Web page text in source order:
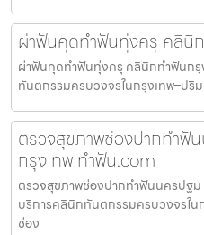
ผ่าฟันคุดทำฟันทุ่งครุ คลินิ
ผ่าฟันคุดทำฟันทุ่งครุ คลินิกทำฟันก
ทันตกรรมครบวงจรในกรุงเทพ–ป
ตรวจสุขภาพช่องปากทำฟั
กรุงเทพ ทำฟัน.com
ตรวจสุขภาพช่องปากทำฟันนครปฐ
บริการคลินิกทันตกรรมครบวงจรใ
ช่อง